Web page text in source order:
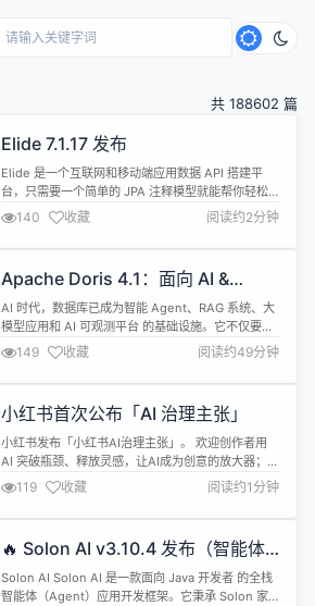
共 188602 篇
Elide 7.1.17 发布
Elide 是一个互联网和移动端应用数据 API 搭建平
台，只需要一个简单的 JPA 注释模型就能帮你轻松
搭建 GraphQL 和 JSON API web 服务。具有标准
完善的数据安全保障、移动端性能优化 API、任何数
据写入都可以保证原子性（Atomicity）、支持自定
由等特性。 Elide 7.1.17 ...
140 收藏 阅读约2分钟
Apache Doris 4.1：面向 AI &
Search 的统一数据存储与检索底座
AI 时代，数据库已成为智能 Agent、RAG 系统、大
模型应用和 AI 可观测平台 的基础设施。它不仅要能
存结构化数据，更要能承载长上下文、向量、全文、
Trace、事件流等新型数据。不仅要能分析，更要能
实时检索、混合召回、在线服务和系统治理。 如果说
Apache Doris 4.1，则是真正面向...
149 收藏 阅读约49分钟
小红书首次公布「AI 治理主张」
小红书发布「小红书AI治理主张」。 欢迎创作者用
AI 突破瓶颈、释放灵感，让AI成为创意的放大器；
鼓励创作者如实对 AI 相关内容进行标识，未主动标
注的 AI 内容，平台将统一添加标识； 严守真实底线
与安全红线，坚决反对 AI 造假、侵权等不良现象。
并上线针对AI笔记贴条提示的申诉通道。
119 收藏 阅读约1分钟
🔥 Solon AI v3.10.4 发布（智能体
开发框架，支持 Java8 到
Java26）
Solon AI Solon AI 是一款面向 Java 开发者 的全栈
智能体（Agent）应用开发框架。它秉承 Solon 家